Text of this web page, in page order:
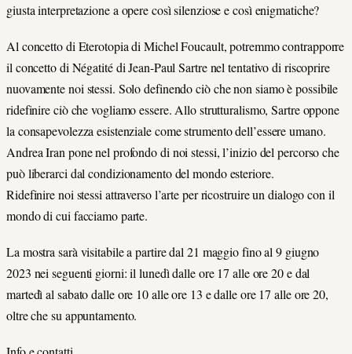
giusta interpretazione a opere così silenziose e così enigmatiche?
Al concetto di Eterotopia di Michel Foucault, potremmo contrapporre
il concetto di Négatité di Jean-Paul Sartre nel tentativo di riscoprire
nuovamente noi stessi. Solo definendo ciò che non siamo è possibile
ridefinire ciò che vogliamo essere. Allo strutturalismo, Sartre oppone
la consapevolezza esistenziale come strumento dell’essere umano.
Andrea Iran pone nel profondo di noi stessi, l’inizio del percorso che
può liberarci dal condizionamento del mondo esteriore.
Ridefinire noi stessi attraverso l’arte per ricostruire un dialogo con il
mondo di cui facciamo parte.
La mostra sarà visitabile a partire dal 21 maggio fino al 9 giugno
2023 nei seguenti giorni: il lunedì dalle ore 17 alle ore 20 e dal
martedì al sabato dalle ore 10 alle ore 13 e dalle ore 17 alle ore 20,
oltre che su appuntamento.